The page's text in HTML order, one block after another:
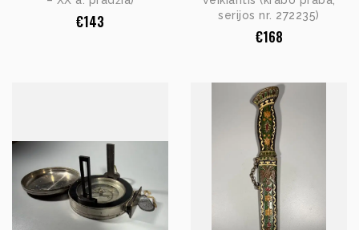
€143
serijos nr. 272235)
€168